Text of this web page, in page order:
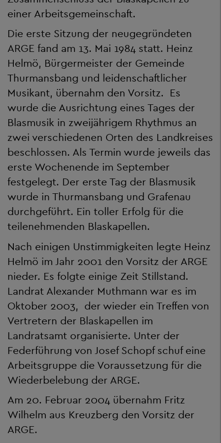
einer Arbeitsgemeinschaft.
Die erste Sitzung der neugegründeten
ARGE fand am 13. Mai 1984 statt. Heinz
Helmö, Bürgermeister der Gemeinde
Thurmansbang und leidenschaftlicher
Musikant, übernahm den Vorsitz. Es
wurde die Ausrichtung eines Tages der
Blasmusik in zweijährigem Rhythmus an
zwei verschiedenen Orten des Landkreises
beschlossen. Als Termin wurde jeweils das
erste Wochenende im September
festgelegt. Der erste Tag der Blasmusik
wurde in Thurmansbang und Grafenau
durchgeführt. Ein toller Erfolg für die
teilenehmenden Blaskapellen.
Nach einigen Unstimmigkeiten legte Heinz
Helmö im Jahr 2001 den Vorsitz der ARGE
nieder. Es folgte einige Zeit Stillstand.
Landrat Alexander Muthmann war es im
Oktober 2003, der wieder ein Treffen von
Vertretern der Blaskapellen im
Landratsamt organisierte. Unter der
Federführung von Josef Schopf schuf eine
Arbeitsgruppe die Voraussetzung für die
Wiederbelebung der ARGE.
Am 20. Februar 2004 übernahm Fritz
Wilhelm aus Kreuzberg den Vorsitz der
ARGE.